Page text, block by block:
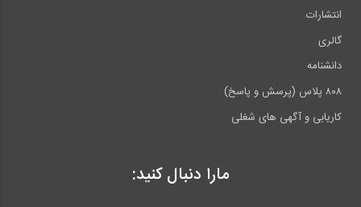
انتشارات
گالری
دانشنامه
۸۰۸ پلاس (پرسش و پاسخ)
کاریابی و آگهی های شغلی
مارا دنبال کنید: